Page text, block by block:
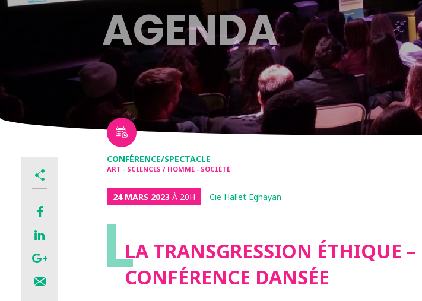
AGENDA
CONFÉRENCE/SPECTACLE
ART - SCIENCES / HOMME - SOCIÉTÉ
24 MARS 2023 À 20H Cie Hallet Eghayan
LLA TRANSGRESSION ÉTHIQUE –
CONFÉRENCE DANSÉE